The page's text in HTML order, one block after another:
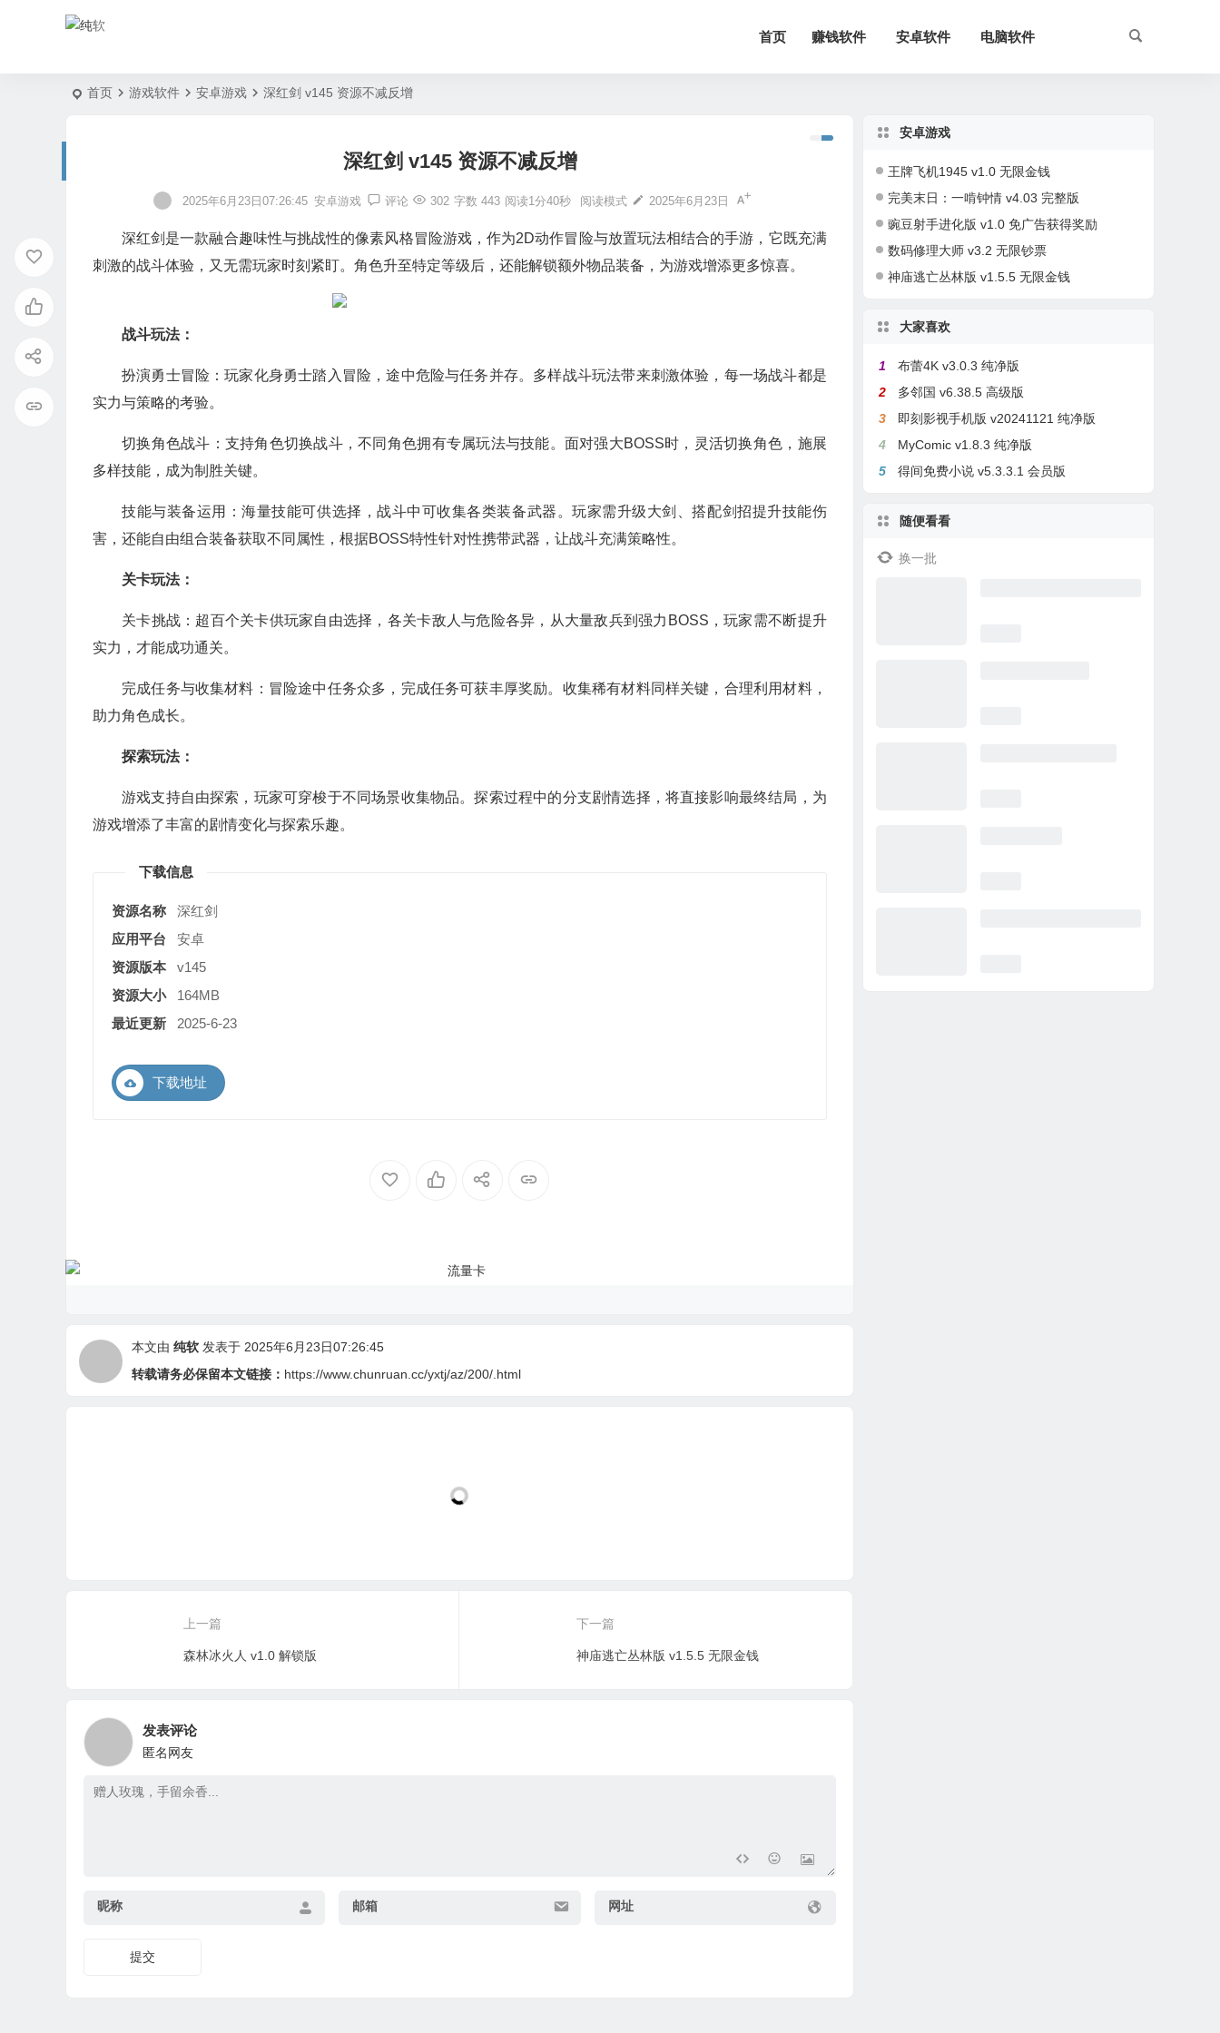
首页 赚钱软件 安卓软件 电脑软件
首页 游戏软件 安卓游戏 深红剑 v145 资源不减反增
深红剑 v145 资源不减反增
2025年6月23日07:26:45 安卓游戏 评论 302 字数 443 阅读1分40秒 阅读模式 2025年6月23日
深红剑是一款融合趣味性与挑战性的像素风格冒险游戏，作为2D动作冒险与放置玩法相结合的手游，它既充满
刺激的战斗体验，又无需玩家时刻紧盯。角色升至特定等级后，还能解锁额外物品装备，为游戏增添更多惊喜。
战斗玩法：
扮演勇士冒险：玩家化身勇士踏入冒险，途中危险与任务并存。多样战斗玩法带来刺激体验，每一场战斗都是
实力与策略的考验。
切换角色战斗：支持角色切换战斗，不同角色拥有专属玩法与技能。面对强大BOSS时，灵活切换角色，施展
多样技能，成为制胜关键。
技能与装备运用：海量技能可供选择，战斗中可收集各类装备武器。玩家需升级大剑、搭配剑招提升技能伤
害，还能自由组合装备获取不同属性，根据BOSS特性针对性携带武器，让战斗充满策略性。
关卡玩法：
关卡挑战：超百个关卡供玩家自由选择，各关卡敌人与危险各异，从大量敌兵到强力BOSS，玩家需不断提升
实力，才能成功通关。
完成任务与收集材料：冒险途中任务众多，完成任务可获丰厚奖励。收集稀有材料同样关键，合理利用材料，
助力角色成长。
探索玩法：
游戏支持自由探索，玩家可穿梭于不同场景收集物品。探索过程中的分支剧情选择，将直接影响最终结局，为
游戏增添了丰富的剧情变化与探索乐趣。
下载信息
资源名称
深红剑
应用平台
安卓
资源版本
v145
资源大小
164MB
最近更新
2025-6-23
下载地址
本文由 纯软 发表于 2025年6月23日07:26:45
转载请务必保留本文链接： https://www.chunruan.cc/yxtj/az/200/.html
上一篇
森林冰火人 v1.0 解锁版
下一篇
神庙逃亡丛林版 v1.5.5 无限金钱
发表评论
匿名网友
昵称 邮箱 网址
提交
安卓游戏
王牌飞机1945 v1.0 无限金钱
完美末日：一啃钟情 v4.03 完整版
豌豆射手进化版 v1.0 免广告获得奖励
数码修理大师 v3.2 无限钞票
神庙逃亡丛林版 v1.5.5 无限金钱
大家喜欢
1
布蕾4K v3.0.3 纯净版
2
多邻国 v6.38.5 高级版
3
即刻影视手机版 v20241121 纯净版
4
MyComic v1.8.3 纯净版
5
得间免费小说 v5.3.3.1 会员版
随便看看
换一批